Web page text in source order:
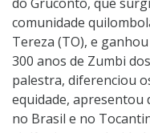
comunidade
Tereza (TO), e
300 anos de Zumbi
palestra, diferenciou
equidade, apresentou
no Brasil e no